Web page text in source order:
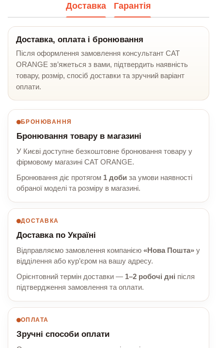
Доставка Гарантія
Доставка, оплата і бронювання
Після оформлення замовлення консультант CAT
ORANGE зв’яжеться з вами, підтвердить наявність
товару, розмір, спосіб доставки та зручний варіант
оплати.
БРОНЮВАННЯ
Бронювання товару в магазині
У Києві доступне безкоштовне бронювання товару у
фірмовому магазині CAT ORANGE.
Бронювання діє протягом 1 доби за умови наявності
обраної моделі та розміру в магазині.
ДОСТАВКА
Доставка по Україні
Відправляємо замовлення компанією «Нова Пошта» у
відділення або кур’єром на вашу адресу.
Орієнтовний термін доставки — 1–2 робочі дні після
підтвердження замовлення та оплати.
ОПЛАТА
Зручні способи оплати